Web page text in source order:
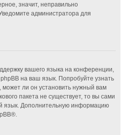
значит, неправильно
администратора для
вашего языка на конференции,
на ваш язык. Попробуйте узнать
ли он установить нужный вам
пакета не существует, то вы сами
язык. Дополнительную информацию
®.